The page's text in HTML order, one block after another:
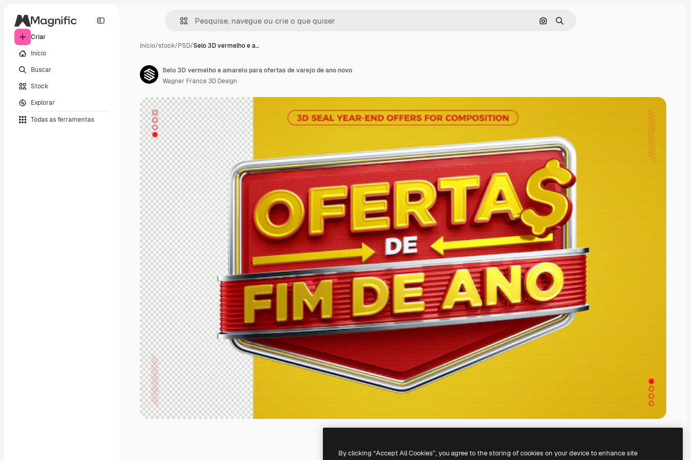
Criar
Início
Buscar
Stock
Explorar
Todas as ferramentas
Pesquisar por imagem
Buscar
Início/stock/PSD/Selo 3D vermelho e a…
Selo 3D vermelho e amarelo para ofertas de varejo de ano novo
Wagner France 3D Design
By clicking “Accept All Cookies”, you agree to the storing of cookies on your device to enhance site